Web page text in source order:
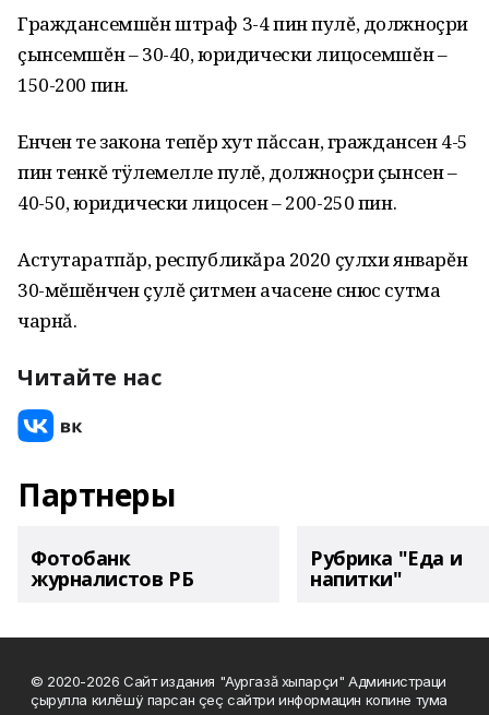
Граждансемшĕн штраф 3-4 пин пулĕ, должноçри
çынсемшĕн – 30-40, юридически лицосемшĕн –
150-200 пин.
Енчен те закона тепĕр хут пăссан, граждансен 4-5
пин тенкĕ тÿлемелле пулĕ, должноçри çынсен –
40-50, юридически лицосен – 200-250 пин.
Астутаратпăр, республикăра 2020 çулхи январĕн
30-мĕшĕнчен çулĕ çитмен ачасене снюс сутма
чарнă.
Читайте нас
Партнеры
Фотобанк
журналистов РБ
Рубрика "Еда и
напитки"
© 2020-2026 Сайт издания "Аургазă хыпарçи" Администраци
çырулла килĕшÿ парсан çеç сайтри информацин копине тума